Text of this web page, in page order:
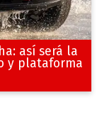
así será la
y plataforma